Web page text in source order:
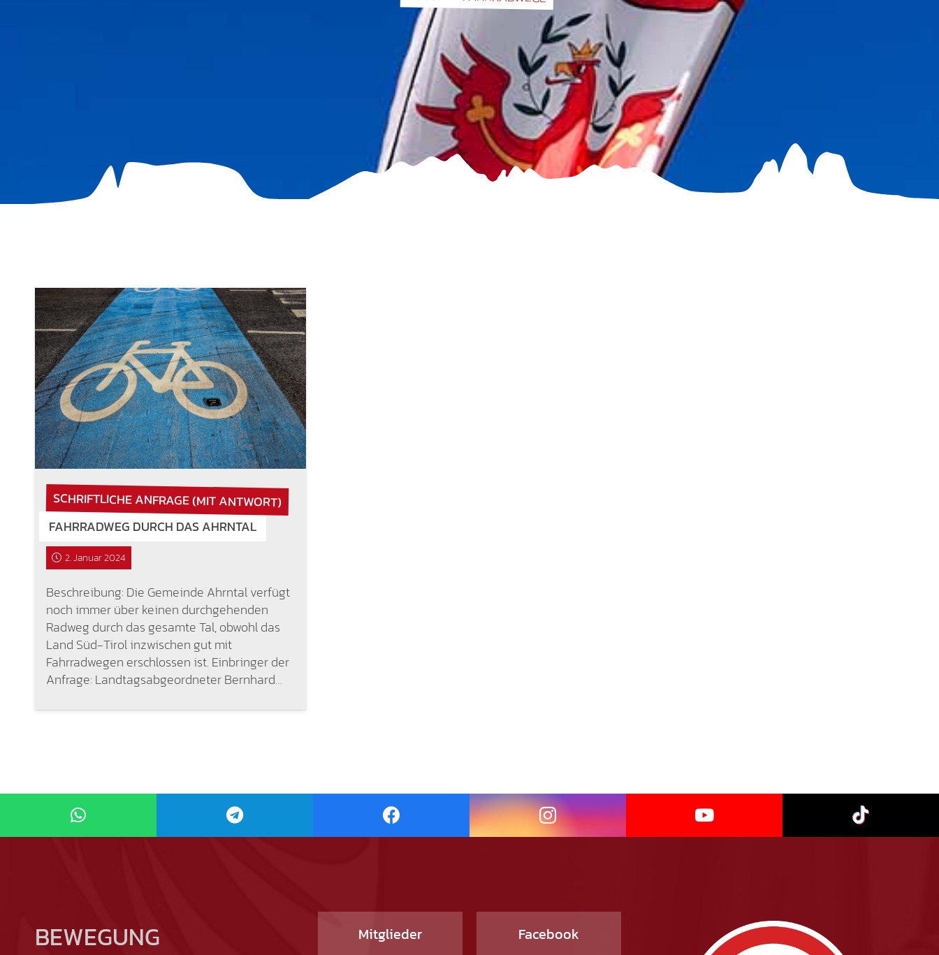
SCHRIFTLICHE ANFRAGE (MIT ANTWORT)
FAHRRADWEG DURCH DAS AHRNTAL
2. Januar 2024
Beschreibung: Die Gemeinde Ahrntal verfügt
noch immer über keinen durchgehenden
Radweg durch das gesamte Tal, obwohl das
Land Süd-Tirol inzwischen gut mit
Fahrradwegen erschlossen ist. Einbringer der
Anfrage: Landtagsabgeordneter Bernhard…
BEWEGUNG Mitglieder Facebook